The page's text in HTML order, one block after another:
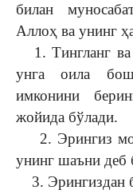
билан
Аллоҳ ва унинг
1. Тингланг ва
унга оила
имконини
жойида бўлади.
2. Эрингиз
унинг шаъни деб
3. Эрингиздан